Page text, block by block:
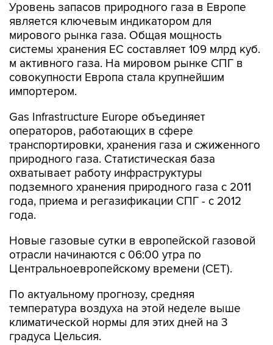
Уровень запасов природного газа в Европе
является ключевым индикатором для
мирового рынка газа. Общая мощность
системы хранения ЕС составляет 109 млрд куб.
м активного газа. На мировом рынке СПГ в
совокупности Европа стала крупнейшим
импортером.
Gas Infrastructure Europe объединяет
операторов, работающих в сфере
транспортировки, хранения газа и сжиженного
природного газа. Статистическая база
охватывает работу инфраструктуры
подземного хранения природного газа с 2011
года, приема и регазификации СПГ - с 2012
года.
Новые газовые сутки в европейской газовой
отрасли начинаются c 06:00 утра по
Центральноевропейскому времени (CET).
По актуальному прогнозу, средняя
температура воздуха на этой неделе выше
климатической нормы для этих дней на 3
градуса Цельсия.